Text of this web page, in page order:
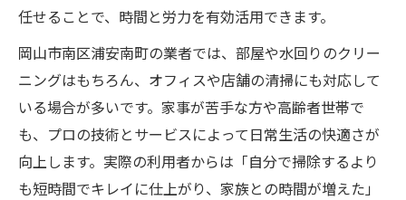
任せることで、時間と労力を有効活用できます。
岡山市南区浦安南町の業者では、部屋や水回りのクリー
ニングはもちろん、オフィスや店舗の清掃にも対応して
いる場合が多いです。家事が苦手な方や高齢者世帯で
も、プロの技術とサービスによって日常生活の快適さが
向上します。実際の利用者からは「自分で掃除するより
も短時間でキレイに仕上がり、家族との時間が増えた」